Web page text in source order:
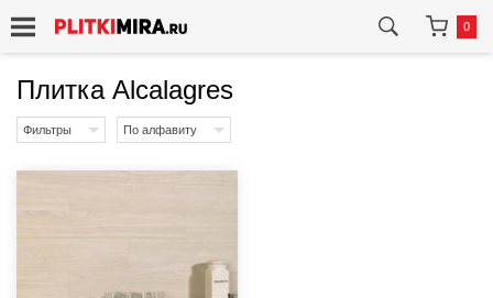
0
Плитка Alcalagres
Фильтры По алфавиту